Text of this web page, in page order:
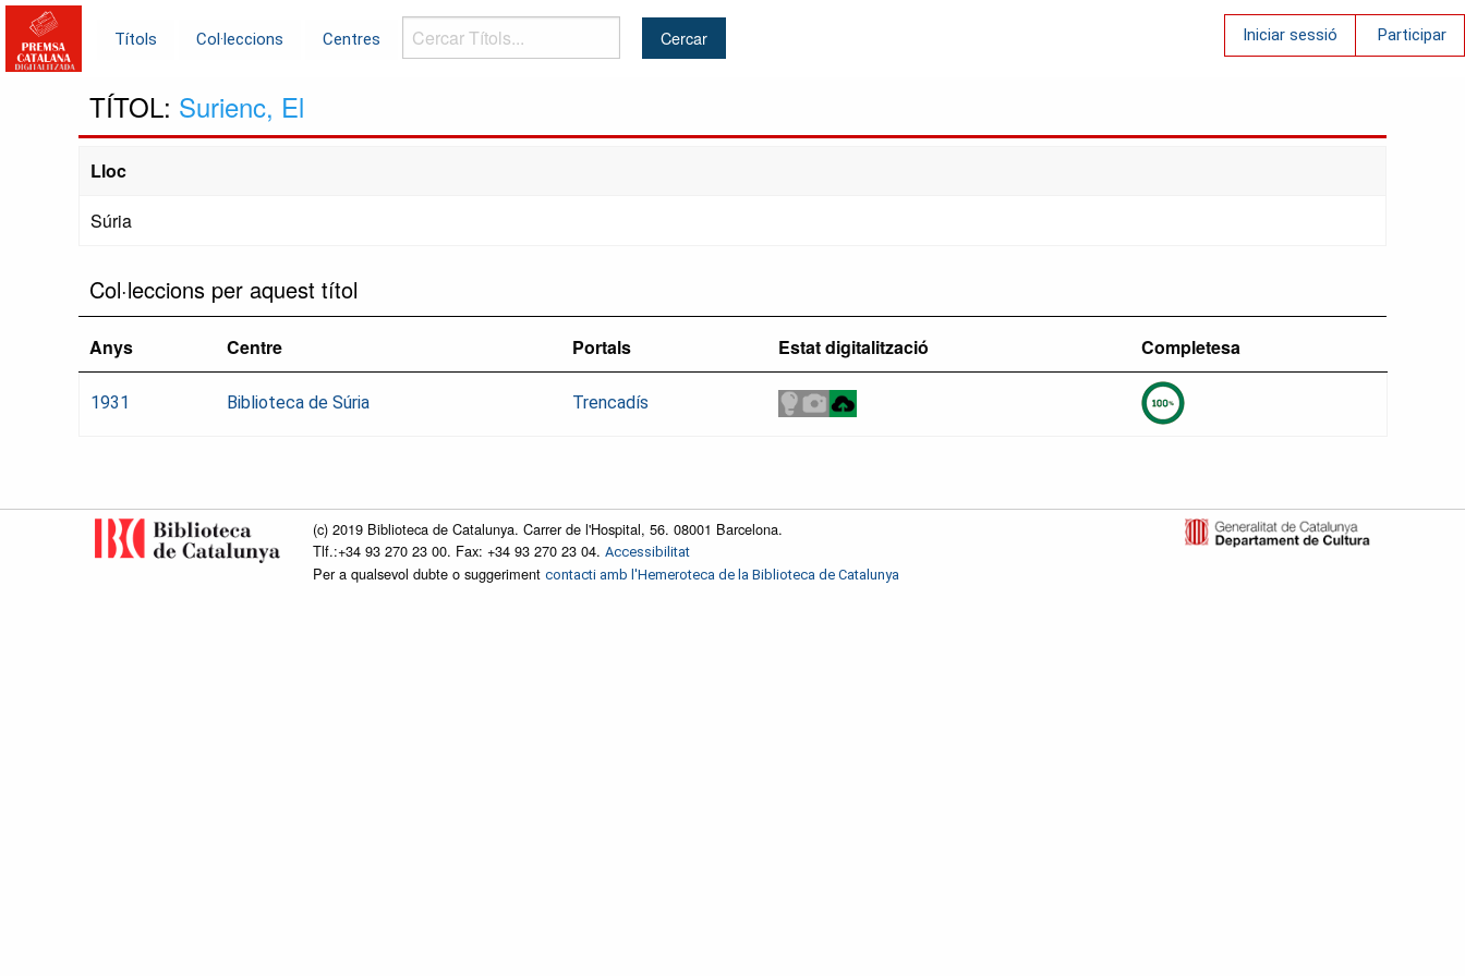
Títols Col·leccions Centres
Cercar
Títols...
Iniciar sessió Participar
TÍTOL: Surienc, El
Lloc
Súria
Col·leccions per aquest títol
Anys Centre Portals Estat digitalització Completesa
1931 Biblioteca de Súria Trencadís
(c) 2019 Biblioteca de Catalunya. Carrer de l'Hospital, 56. 08001 Barcelona.
Tlf.:+34 93 270 23 00. Fax: +34 93 270 23 04. Accessibilitat
Per a qualsevol dubte o suggeriment contacti amb l'Hemeroteca de la Biblioteca de Catalunya